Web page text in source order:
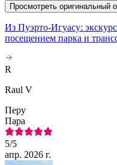
Просмотреть оригинальный
Из Пуэрто-Игуасу:
посещением парка и
R
Raul V
Перу
Пара
5/5
апр. 2026 г.